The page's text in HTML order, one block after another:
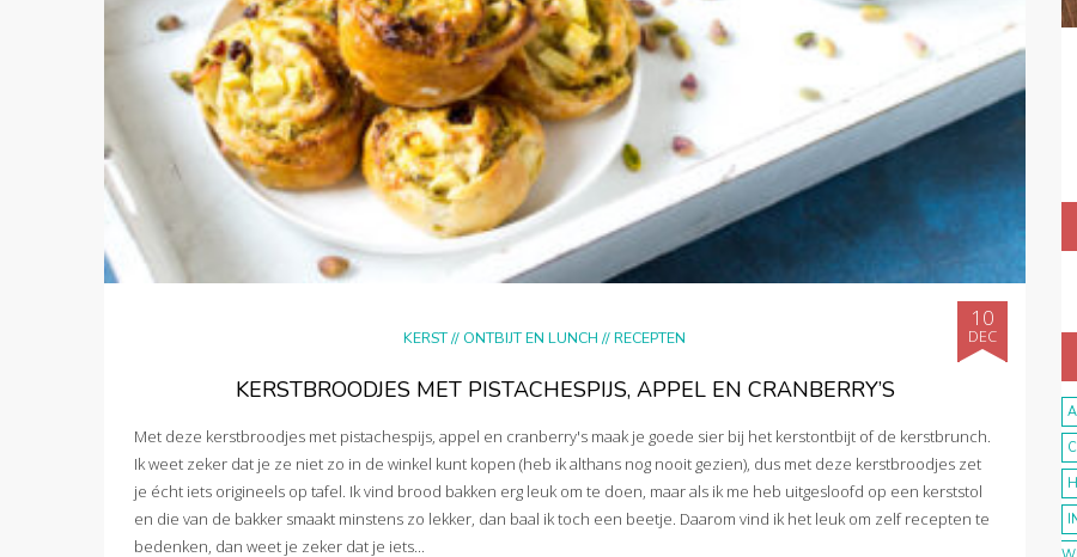
KERST// ONTBIJT EN LUNCH //RECEPTEN
10
DEC
KERSTBROODJES MET PISTACHESPIJS, APPEL EN CRANBERRY’S
Met deze kerstbroodjes met pistachespijs, appel en cranberry's maak je goede sier bij het kerstontbijt of de kerstbrunch.
Ik weet zeker dat je ze niet zo in de winkel kunt kopen (heb ik althans nog nooit gezien), dus met deze kerstbroodjes zet
je écht iets origineels op tafel. Ik vind brood bakken erg leuk om te doen, maar als ik me heb uitgesloofd op een kerststol
en die van de bakker smaakt minstens zo lekker, dan baal ik toch een beetje. Daarom vind ik het leuk om zelf recepten te
bedenken, dan weet je zeker dat je iets...